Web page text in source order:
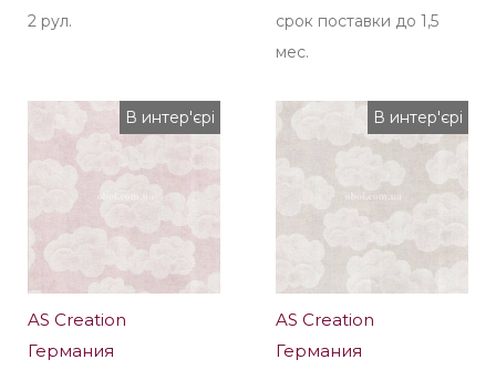
2 рул.
срок поставки до 1,5
мес.
В интер'єрі
AS Creation
Германия
В интер'єрі
AS Creation
Германия